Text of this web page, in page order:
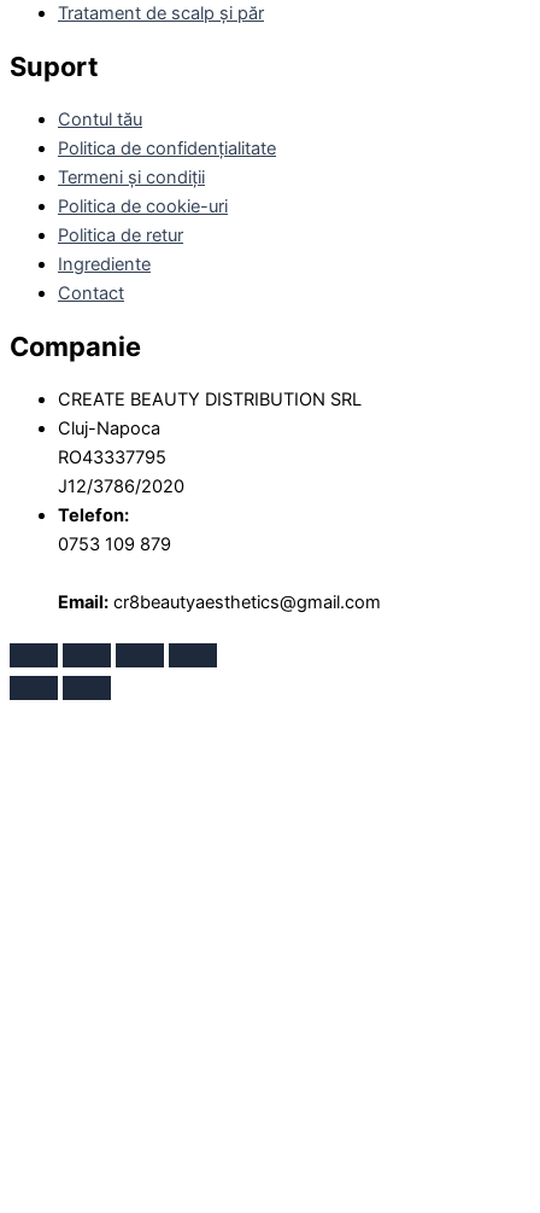
Tratament de scalp și păr
Suport
Contul tău
Politica de confidențialitate
Termeni și condiții
Politica de cookie-uri
Politica de retur
Ingrediente
Contact
Companie
CREATE BEAUTY DISTRIBUTION SRL
Cluj-Napoca
RO43337795
J12/3786/2020
Telefon:
0753 109 879
Email: cr8beautyaesthetics@gmail.com